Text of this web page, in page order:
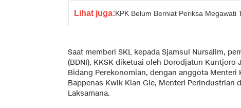
Lihat juga:KPK Belum Berniat Periksa Megawati
Saat memberi SKL kepada Sjamsul Nursalim,
(BDNI), KKSK diketuai oleh Dorodjatun
Bidang Perekonomian, dengan anggota Menteri
Bappenas Kwik Kian Gie, Menteri Perindustrian
Laksamana.